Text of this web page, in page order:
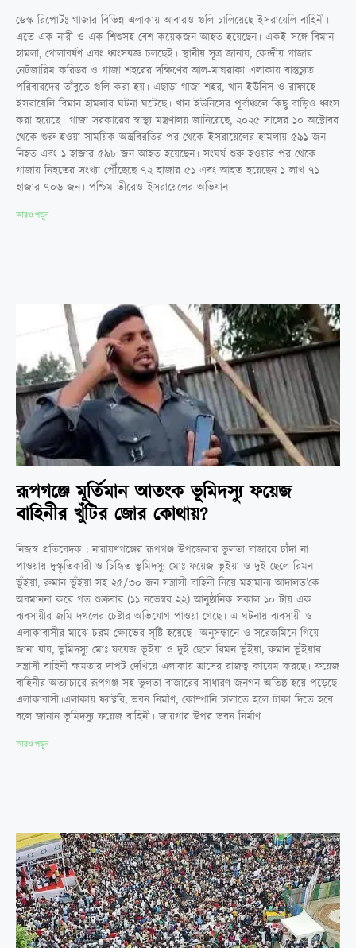
ডেস্ক রিপোর্টঃ গাজার বিভিন্ন এলাকায় আবারও গুলি চালিয়েছে ইসরায়েলি বাহিনী।
এতে এক নারী ও এক শিশুসহ বেশ কয়েকজন আহত হয়েছেন। একই সঙ্গে বিমান
হামলা, গোলাবর্ষণ এবং ধ্বংসযজ্ঞ চলছেই। স্থানীয় সূত্র জানায়, কেন্দ্রীয় গাজার
নেটজারিম করিডর ও গাজা শহরের দক্ষিণের আল-মাঘরাকা এলাকায় বাস্তুচ্যুত
পরিবারদের তাঁবুতে গুলি করা হয়। এছাড়া গাজা শহর, খান ইউনিস ও রাফাহে
ইসরায়েলি বিমান হামলার ঘটনা ঘটেছে। খান ইউনিসের পূর্বাঞ্চলে কিছু বাড়িও ধ্বংস
করা হয়েছে। গাজা সরকারের স্বাস্থ্য মন্ত্রণালয় জানিয়েছে, ২০২৫ সালের ১০ অক্টোবর
থেকে শুরু হওয়া সাময়িক অস্ত্রবিরতির পর থেকে ইসরায়েলের হামলায় ৫৯১ জন
নিহত এবং ১ হাজার ৫৯৮ জন আহত হয়েছেন। সংঘর্ষ শুরু হওয়ার পর থেকে
গাজায় নিহতের সংখ্যা পৌঁছেছে ৭২ হাজার ৫১ এবং আহত হয়েছেন ১ লাখ ৭১
হাজার ৭০৬ জন। পশ্চিম তীরেও ইসরায়েলের অভিযান
আরও পড়ুন
রূপগঞ্জে মূর্তিমান আতংক ভূমিদস্যু ফয়েজ
বাহিনীর খুঁটির জোর কোথায়?
নিজস্ব প্রতিবেদক : নারায়ণগঞ্জের রূপগঞ্জ উপজেলার ভুলতা বাজারে চাঁদা না
পাওয়ায় দুস্কৃতিকারী ও চিহিৃত ভুমিদস্যু মোঃ ফয়েজ ভূইয়া ও দুই ছেলে রিমন
ভূঁইয়া, রুমান ভূঁইয়া সহ ২৫/৩০ জন সন্ত্রাসী বাহিনী নিয়ে মহামান্য আদালত’কে
অবমাননা করে গত শুক্রবার (১১ নভেম্বর ২২) আনুষ্ঠানিক সকাল ১০ টায় এক
ব্যবসায়ীর জমি দখলের চেষ্টার অভিযোগ পাওয়া গেছে। এ ঘটনায় ব্যবসায়ী ও
এলাকাবাসীর মাঝে চরম ক্ষোভের সৃষ্টি হয়েছে। অনুসন্ধানে ও সরেজমিনে গিয়ে
জানা যায়, ভুমিদস্যু মোঃ ফয়েজ ভূইয়া ও দুই ছেলে রিমন ভূঁইয়া, রুমান ভূঁইয়ার
সন্ত্রাসী বাহিনী ক্ষমতার দাপট দেখিয়ে এলাকায় ত্রাসের রাজত্ব কায়েম করছে। ফয়েজ
বাহিনীর অত্যাচারে রূপগঞ্জ সহ ভুলতা বাজারের সাধারণ জনগন অতিষ্ঠ হয়ে পড়েছে
এলাকাবাসী।এলাকায় ফ্যাক্টরি, ভবন নির্মাণ, কোম্পানি চালাতে হলে টাকা দিতে হবে
বলে জানান ভূমিদস্যু ফয়েজ বাহিনী। জায়গার উপর ভবন নির্মাণ
আরও পড়ুন